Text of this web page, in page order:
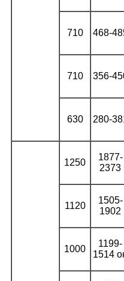
710 468-
710 356-
630 280-
1250
1877-
2373
1120
1505-
1902
1000
1199-
1514